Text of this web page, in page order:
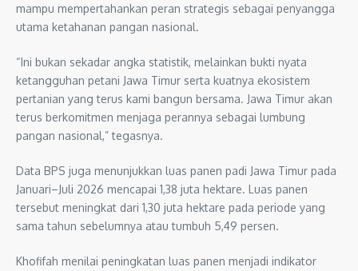
mampu mempertahankan peran strategis sebagai penyangga
utama ketahanan pangan nasional.
“Ini bukan sekadar angka statistik, melainkan bukti nyata
ketangguhan petani Jawa Timur serta kuatnya ekosistem
pertanian yang terus kami bangun bersama. Jawa Timur akan
terus berkomitmen menjaga perannya sebagai lumbung
pangan nasional,” tegasnya.
Data BPS juga menunjukkan luas panen padi Jawa Timur pada
Januari–Juli 2026 mencapai 1,38 juta hektare. Luas panen
tersebut meningkat dari 1,30 juta hektare pada periode yang
sama tahun sebelumnya atau tumbuh 5,49 persen.
Khofifah menilai peningkatan luas panen menjadi indikator